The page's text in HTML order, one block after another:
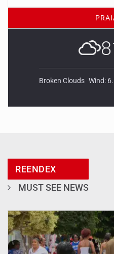
Broken Clouds Wind:
REENDEX
MUST SEE NEWS